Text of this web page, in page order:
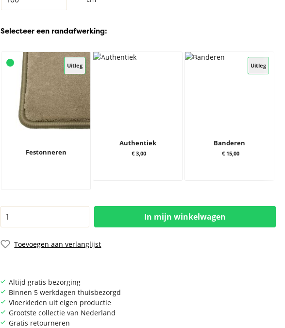
Selecteer een randafwerking:
Uitleg
Festonneren
Authentiek
€ 3,00
Uitleg
Banderen
€ 15,00
In mijn winkelwagen
Toevoegen aan verlanglijst
Altijd gratis bezorging
Binnen 5 werkdagen thuisbezorgd
Vloerkleden uit eigen productie
Grootste collectie van Nederland
Gratis retourneren